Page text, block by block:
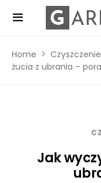
Home
żucia z ubrania –
Jak